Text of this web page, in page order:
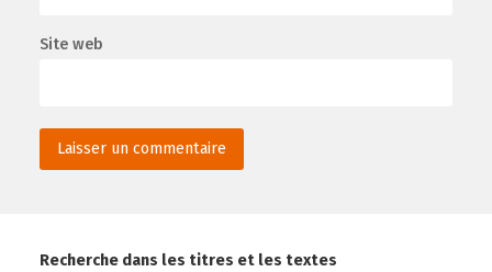
Site web
Recherche dans les titres et les textes